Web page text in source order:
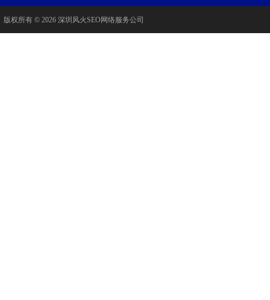
版权所有 © 2026 深圳风火SEO网络服务公司